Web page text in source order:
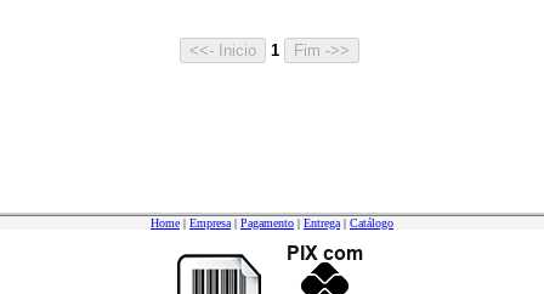
1
Home | Empresa | Pagamento | Entrega | Catálogo